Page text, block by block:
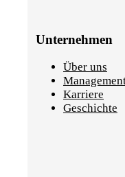
Unternehmen
Über uns
Karriere
Geschichte